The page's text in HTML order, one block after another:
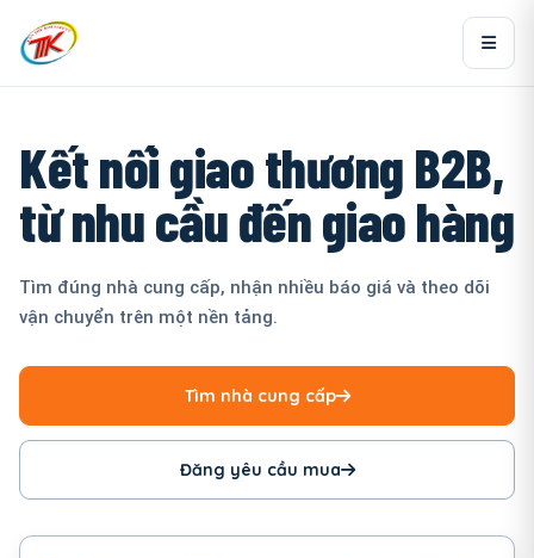
Kết nối giao thương B2B,
từ nhu cầu đến giao hàng
Tìm đúng nhà cung cấp, nhận nhiều báo giá và theo dõi
vận chuyển trên một nền tảng.
Tìm nhà cung cấp
Đăng yêu cầu mua